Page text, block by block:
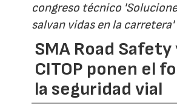
congreso técnico
salvan vidas en la carretera'
SMA Road Safety
CITOP ponen el
la seguridad vial